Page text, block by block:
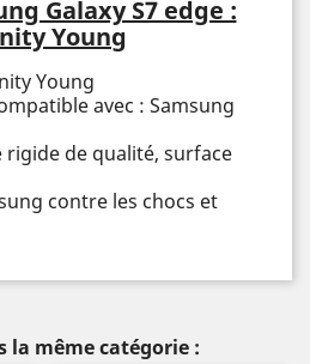
Galaxy S7 edge :
Young
Young
avec : Samsung
rigide de qualité, surface
contre les chocs et
la même catégorie :